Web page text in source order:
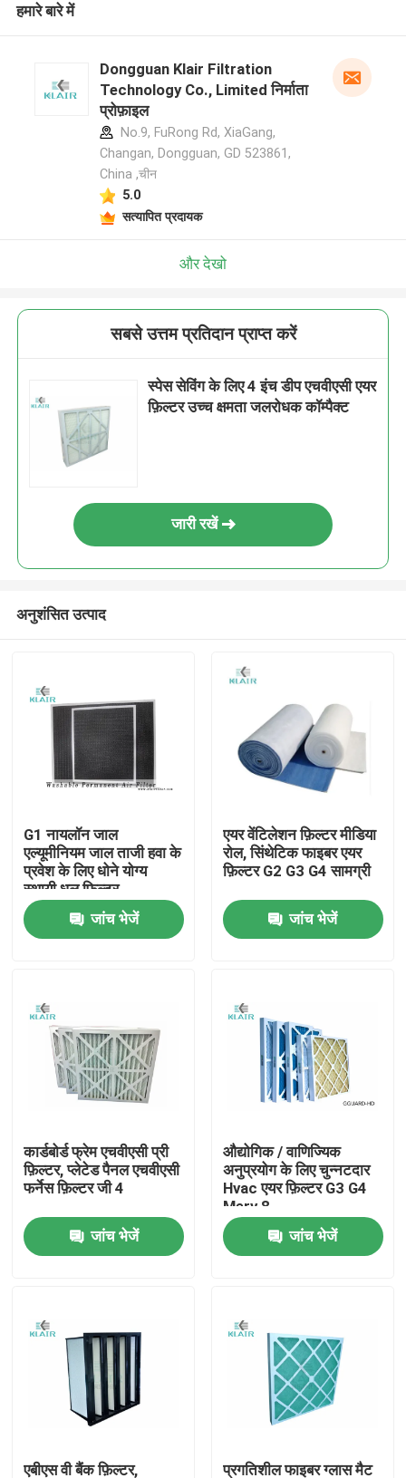
उत्पादों
हमारे बारे में
गुणवत्ता नियंत्रण
संपर्क करें
बैग एयर फ़िल्टर
एचवीएसी एयर फ़िल्टर
HEPA हवा फिल्टर
हमारे बारे में
Dongguan Klair Filtration
Technology Co., Limited निर्माता
प्रोफ़ाइल
No.9, FuRong Rd, XiaGang,
Changan, Dongguan, GD 523861,
China ,चीन
5.0
सत्यापित प्रदायक
और देखो
सबसे उत्तम प्रतिदान प्राप्त करें
स्पेस सेविंग के लिए 4 इंच डीप एचवीएसी एयर
फ़िल्टर उच्च क्षमता जलरोधक कॉम्पैक्ट
जारी रखें
अनुशंसित उत्पाद
G1 नायलॉन जाल
एल्यूमीनियम जाल ताजी हवा के
प्रवेश के लिए धोने योग्य
स्थायी धूल फिल्टर
जांच भेजें
एयर वेंटिलेशन फ़िल्टर मीडिया
रोल, सिंथेटिक फाइबर एयर
फ़िल्टर G2 G3 G4 सामग्री
जांच भेजें
कार्डबोर्ड फ्रेम एचवीएसी प्री
फ़िल्टर, प्लेटेड पैनल एचवीएसी
फर्नेस फ़िल्टर जी 4
जांच भेजें
औद्योगिक / वाणिज्यिक
अनुप्रयोग के लिए चुन्नटदार
Hvac एयर फ़िल्टर G3 G4
Merv 8
जांच भेजें
एबीएस वी बैंक फ़िल्टर, प्रगतिशील फाइबर ग्लास मैट